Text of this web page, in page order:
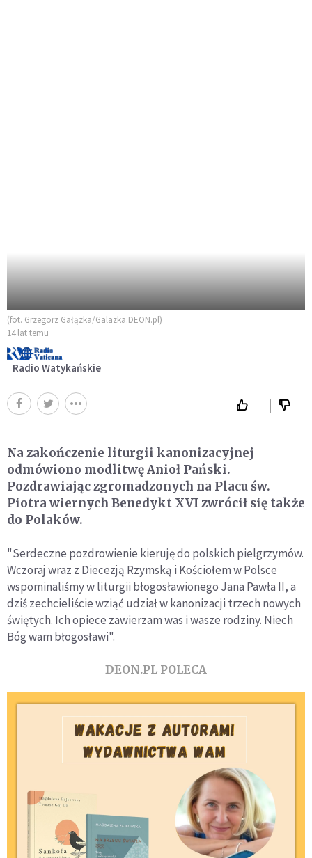
(fot. Grzegorz Gałązka/Galazka.DEON.pl)
14 lat temu
Radio Watykańskie
Na zakończenie liturgii kanonizacyjnej
odmówiono modlitwę Anioł Pański.
Pozdrawiając zgromadzonych na Placu św.
Piotra wiernych Benedykt XVI zwrócił się także
do Polaków.
"Serdeczne pozdrowienie kieruję do polskich pielgrzymów.
Wczoraj wraz z Diecezją Rzymską i Kościołem w Polsce
wspominaliśmy w liturgii błogosławionego Jana Pawła II, a
dziś zechcieliście wziąć udział w kanonizacji trzech nowych
świętych. Ich opiece zawierzam was i wasze rodziny. Niech
Bóg wam błogosławi".
DEON.PL POLECA